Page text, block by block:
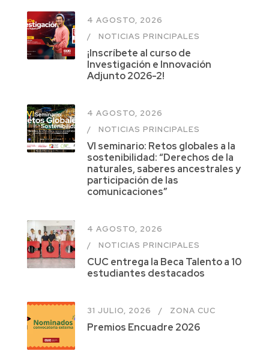
4 AGOSTO, 2026
NOTICIAS PRINCIPALES
¡Inscríbete al curso de
Investigación e Innovación
Adjunto 2026-2!
4 AGOSTO, 2026
NOTICIAS PRINCIPALES
VI seminario: Retos globales a la
sostenibilidad: “Derechos de la
naturales, saberes ancestrales y
participación de las
comunicaciones”
4 AGOSTO, 2026
NOTICIAS PRINCIPALES
CUC entrega la Beca Talento a 10
estudiantes destacados
31 JULIO, 2026 ZONA CUC
Premios Encuadre 2026